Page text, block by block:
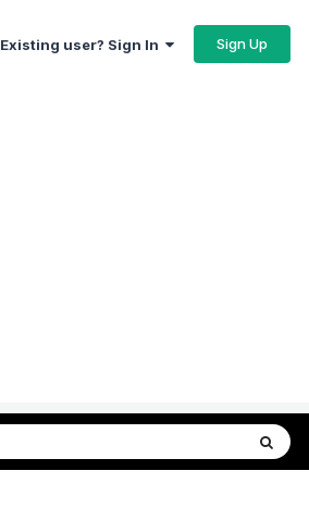
Existing user? Sign In Sign Up